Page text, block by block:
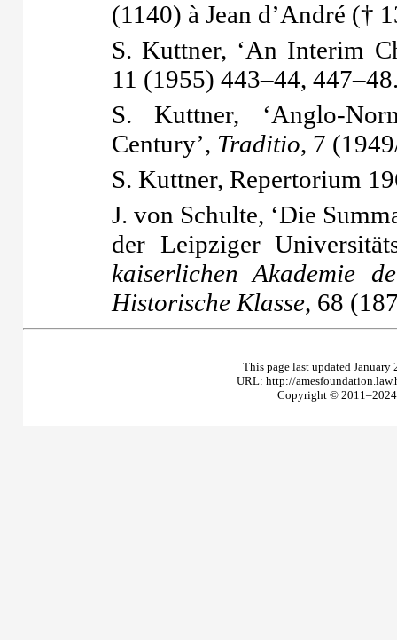
(1140) à Jean d’André (†
S. Kuttner, ‘An Interim
11 (1955) 443–44,
S. Kuttner, ‘Anglo-
Century’, Traditio, 7
S. Kuttner, Repertorium
J. von Schulte, ‘Die
der Leipziger
kaiserlichen Akademie
Historische Klasse, 68
This page last updated
URL: http://
Copyright © 2011–2024